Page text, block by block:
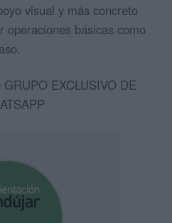
visual y más concreto
operaciones básicas como
EXCLUSIVO DE